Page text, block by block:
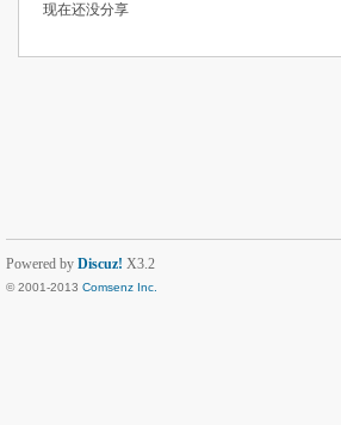
现在还没分享
Powered by Discuz! X3.2
© 2001-2013 Comsenz Inc.